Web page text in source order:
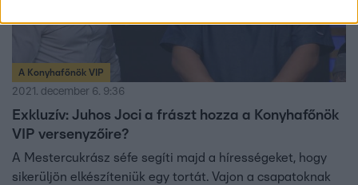
A Konyhafőnök VIP
2021. december 6. 9:36
Exkluzív: Juhos Joci a frászt hozza a Konyhafőnök
VIP versenyzőire?
A Mestercukrász séfe segíti majd a hírességeket, hogy
sikerüljön elkészíteniük egy tortát. Vajon a csapatoknak